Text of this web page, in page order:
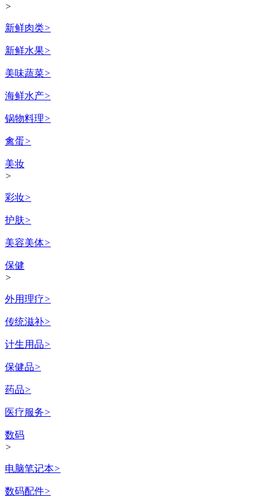
>
新鲜肉类>
新鲜水果>
美味蔬菜>
海鲜水产>
锅物料理>
禽蛋>
美妆
>
彩妆>
护肤>
美容美体>
保健
>
外用理疗>
传统滋补>
计生用品>
保健品>
药品>
医疗服务>
数码
>
电脑笔记本>
数码配件>